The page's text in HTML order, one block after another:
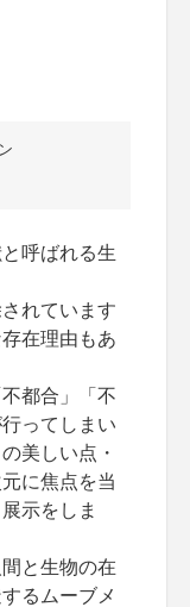
呼ばれる生
れています
在理由もあ
都合」「不
ってしまい
美しい点・
に焦点を当
示をしま
と生物の在
るムーブメ